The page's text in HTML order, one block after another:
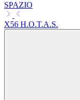
SPAZIO
X56 H.O.T.A.S.